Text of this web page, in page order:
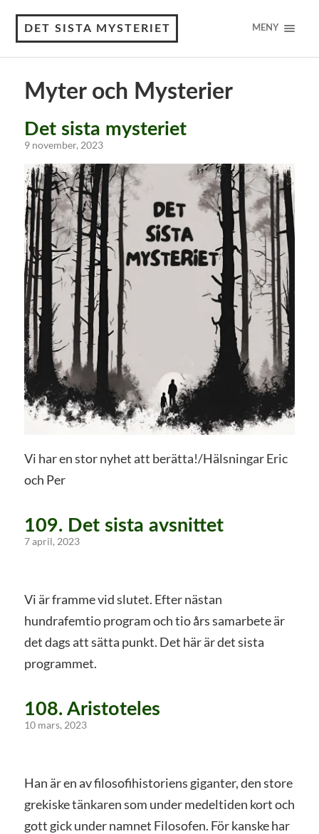
DET SISTA MYSTERIET MENY
Myter och Mysterier
Det sista mysteriet
9 november, 2023
Vi har en stor nyhet att berätta!/Hälsningar Eric
och Per
109. Det sista avsnittet
7 april, 2023
Vi är framme vid slutet. Efter nästan
hundrafemtio program och tio års samarbete är
det dags att sätta punkt. Det här är det sista
programmet.
108. Aristoteles
10 mars, 2023
Han är en av filosofihistoriens giganter, den store
grekiske tänkaren som under medeltiden kort och
gott gick under namnet Filosofen. För kanske har